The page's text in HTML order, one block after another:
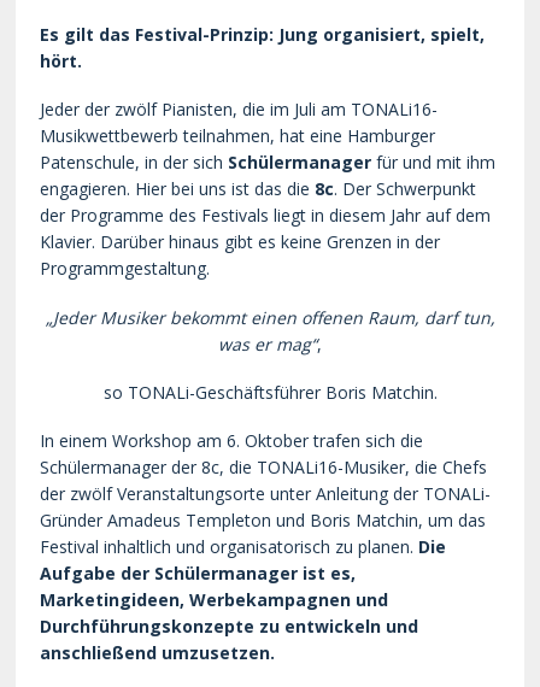
Es gilt das Festival-Prinzip: Jung organisiert, spielt,
hört.
Jeder der zwölf Pianisten, die im Juli am TONALi16-
Musikwettbewerb teilnahmen, hat eine Hamburger
Patenschule, in der sich Schülermanager für und mit ihm
engagieren. Hier bei uns ist das die 8c. Der Schwerpunkt
der Programme des Festivals liegt in diesem Jahr auf dem
Klavier. Darüber hinaus gibt es keine Grenzen in der
Programmgestaltung.
„Jeder Musiker bekommt einen offenen Raum, darf tun,
was er mag“,
so TONALi-Geschäftsführer Boris Matchin.
In einem Workshop am 6. Oktober trafen sich die
Schülermanager der 8c, die TONALi16-Musiker, die Chefs
der zwölf Veranstaltungsorte unter Anleitung der TONALi-
Gründer Amadeus Templeton und Boris Matchin, um das
Festival inhaltlich und organisatorisch zu planen. Die
Aufgabe der Schülermanager ist es,
Marketingideen, Werbekampagnen und
Durchführungskonzepte zu entwickeln und
anschließend umzusetzen.